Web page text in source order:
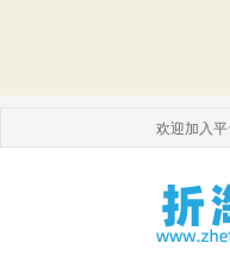
欢迎加入平